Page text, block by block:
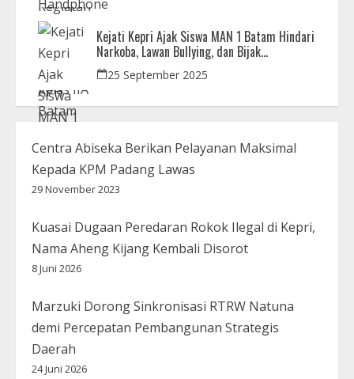
Kejati Kepri Ajak Siswa MAN 1 Batam Hindari
Narkoba, Lawan Bullying, dan Bijak
Bermedsos
25 September 2025
Centra Abiseka Berikan Pelayanan Maksimal
Kepada KPM Padang Lawas
29 November 2023
Kuasai Dugaan Peredaran Rokok Ilegal di Kepri,
Nama Aheng Kijang Kembali Disorot
8 Juni 2026
Marzuki Dorong Sinkronisasi RTRW Natuna
demi Percepatan Pembangunan Strategis
Daerah
24 Juni 2026